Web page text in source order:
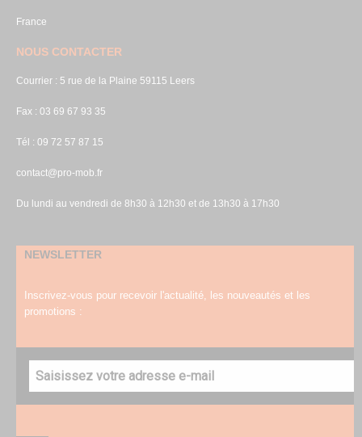
France
NOUS CONTACTER
Courrier : 5 rue de la Plaine 59115 Leers
Fax : 03 69 67 93 35
Tél : 09 72 57 87 15
contact@pro-mob.fr
Du lundi au vendredi de 8h30 à 12h30 et de 13h30 à 17h30
NEWSLETTER
Inscrivez-vous pour recevoir l'actualité, les nouveautés et les
promotions :